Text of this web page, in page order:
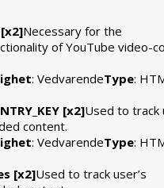
Necessary for the
of YouTube video-
: VedvarendeType:
[x2]Used to track
content.
: VedvarendeType:
[x2]Used to track user’s